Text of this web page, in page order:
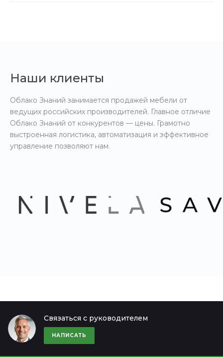
Наши клиенты
Облако Знаний занимается продажей мебели от
ведущих российских производителей. Главное отличие
Облако Знаний от конкурентов — цены. Грамотно
выстроенная логистика, автоматизация и эффективное
управление позволяют нам.
Связаться с руководителем
НАПИСАТЬ